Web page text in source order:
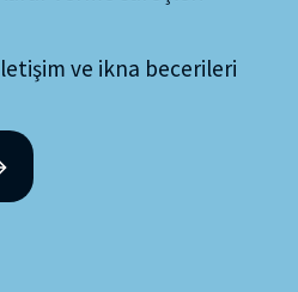
ve ikna becerileri